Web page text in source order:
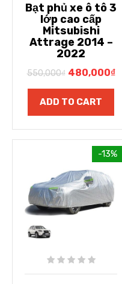
Bạt phủ xe ô tô 3
lớp cao cấp
Mitsubishi
Attrage 2014 –
2022
550,000₫ 480,000₫
ADD TO CART
-13%